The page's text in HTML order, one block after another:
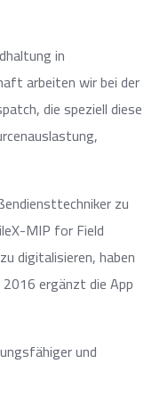
in
arbeiten wir bei der
die speziell diese
zu
MIP for Field
digitalisieren, haben
ergänzt die App
und